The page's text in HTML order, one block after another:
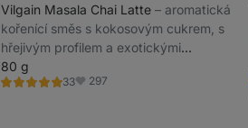
Vilgain Masala Chai Latte ⁠–⁠ aromatická
kořenící směs s kokosovým cukrem, s
hřejivým profilem a exotickými
chuťovými tóny
80 g
33
Hodnocení
Oblíbené
297